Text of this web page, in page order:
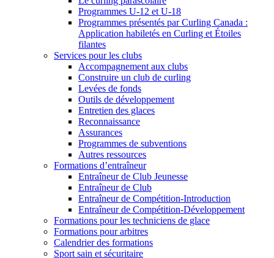
Programmes U-12 et U-18
Programmes présentés par Curling Canada :
Application habiletés en Curling et Étoiles
filantes
Services pour les clubs
Accompagnement aux clubs
Construire un club de curling
Levées de fonds
Outils de développement
Entretien des glaces
Reconnaissance
Assurances
Programmes de subventions
Autres ressources
Formations d’entraîneur
Entraîneur de Club Jeunesse
Entraîneur de Club
Entraîneur de Compétition-Introduction
Entraîneur de Compétition-Développement
Formations pour les techniciens de glace
Formations pour arbitres
Calendrier des formations
Sport sain et sécuritaire